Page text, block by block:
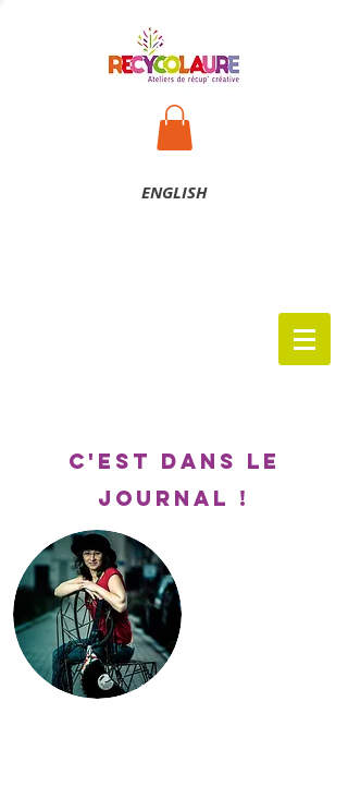
ENGLISH
c'est dans le
journal !
Recyclage Créatif